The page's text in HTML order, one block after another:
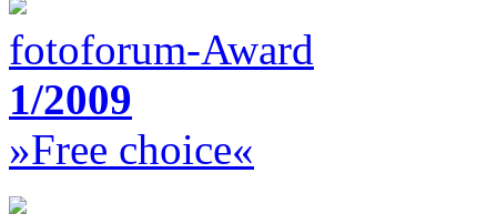
fotoforum-Award
1/2009
»Free choice«